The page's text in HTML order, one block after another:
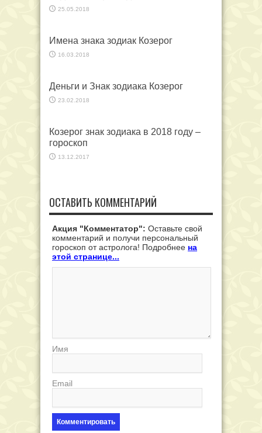
25.05.2018
Имена знака зодиак Козерог
16.03.2018
Деньги и Знак зодиака Козерог
23.02.2018
Козерог знак зодиака в 2018 году –
гороскоп
13.12.2017
ОСТАВИТЬ КОММЕНТАРИЙ
Акция "Комментатор": Оставьте свой
комментарий и получи персональный
гороскоп от астролога! Подробнее на
этой странице...
Имя
Email